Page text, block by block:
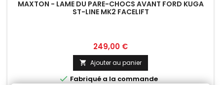
MAXTON - LAME DU PARE-CHOCS AVANT FORD KUGA
ST-LINE MK2 FACELIFT
Prix
249,00 €
 Ajouter au panier
Fabriqué a la commande